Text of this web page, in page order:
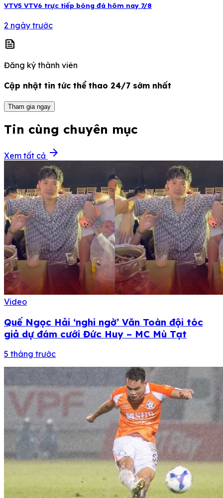
VTV5 VTV6 trực tiếp bóng đá hôm nay 7/8
2 ngày trước
news
Đăng ký thành viên
Cập nhật tin tức thể thao 24/7 sớm nhất
Tham gia ngay
Tin cùng chuyên mục
Xem tất cả arrow_forward
Video
Quế Ngọc Hải ‘nghi ngờ’ Văn Toàn đội tóc
giả dự đám cưới Đức Huy – MC Mù Tạt
5 tháng trước